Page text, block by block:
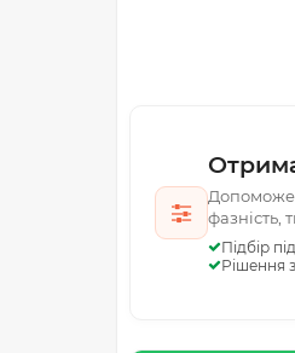
фазність,
Підбір
Рішення